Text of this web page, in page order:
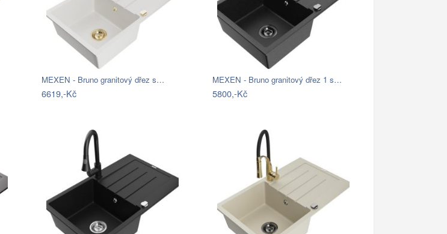
MEXEN - Bruno granitový dřez s…
6619,-Kč
MEXEN - Bruno granitový dřez 1 s…
5800,-Kč